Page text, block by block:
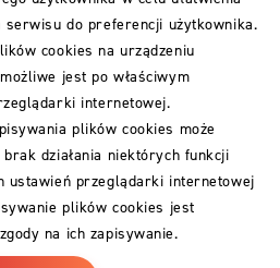
DLA RODZICÓW
GOTUJĄCYCH
PODRÓŻNIKÓW
BURNSHIELD
GDZIE KUPIĆ
PARTNERÓW
O FIRMIE
KONTAKT
serwisu do preferencji użytkownika.
cookies na urządzeniu
jest po właściwym
internetowej.
plików cookies może
działania niektórych funkcji
ustawień przeglądarki internetowej
plików cookies jest
na ich zapisywanie.